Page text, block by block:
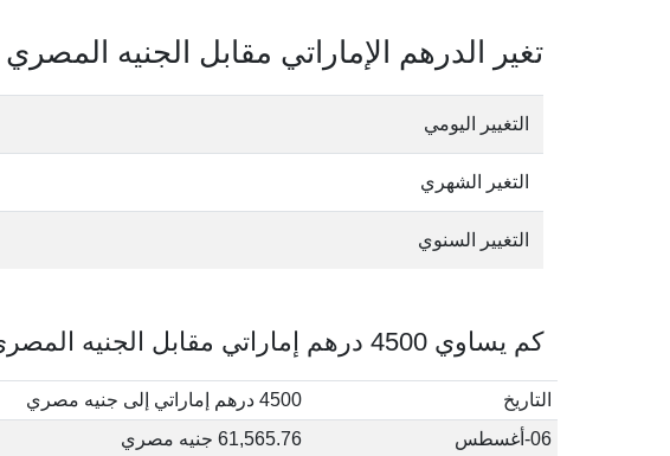
تغير الدرهم الإماراتي مقابل الجنيه المصري
التغيير اليومي
التغير الشهري
التغيير السنوي
كم يساوي 4500 درهم إماراتي مقابل الجنيه المصري في أغسطس, 2026
التاريخ
4500 درهم إماراتي إلى جنيه مصري
06-أغسطس
61,565.76 جنيه مصري